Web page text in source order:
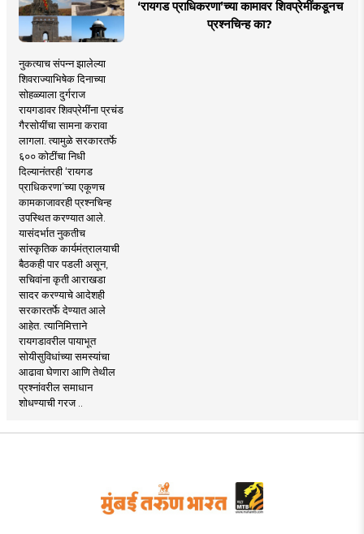
‘रायगड प्राधिकरणा’च्या कामावर शिवप्रेमींकडूनच
प्रश्नचिन्ह का?
नुकत्याच संपन्न झालेल्या
शिवराज्याभिषेक दिनाच्या
सोहळ्याला दुर्गराज
रायगडावर शिवप्रेमींना प्रचंड
गैरसोयींचा सामना करावा
लागला. त्यामुळे सरकारतर्फे
६०० कोटींचा निधी
दिल्यानंतरही ‘रायगड
प्राधिकरणा’च्या एकूणच
कामकाजावरही प्रश्नचिन्ह
उपस्थित करण्यात आले.
यासंदर्भात नुकतीच
सांस्कृतिक कार्यमंत्रालयाची
बैठकही पार पडली असून,
सचिवांना कृती आराखडा
सादर करण्याचे आदेशही
सरकारतर्फे देण्यात आले
आहेत. त्यानिमित्ताने
रायगडावरील पायाभूत
सोयीसुविधांच्या समस्यांचा
आढावा घेणारा आणि तेथील
प्रश्नांवरील समाधान
शोधण्याची गरज ..